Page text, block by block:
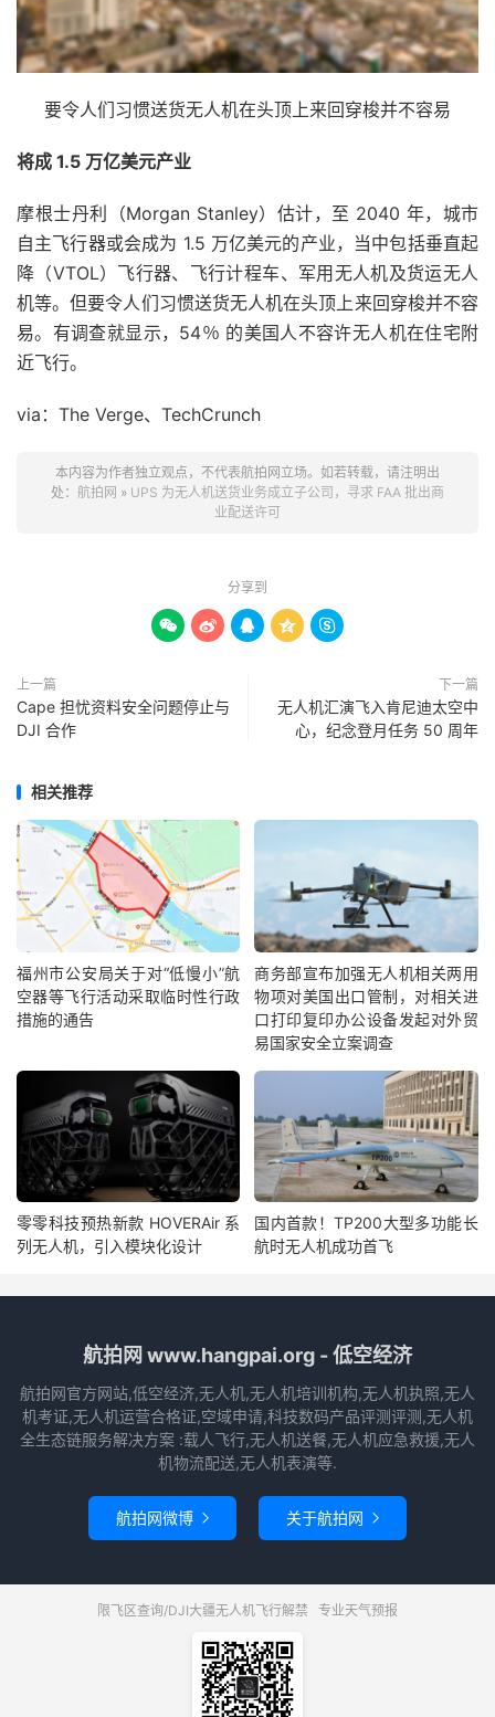
要令人们习惯送货无人机在头顶上来回穿梭并不容易
将成 1.5 万亿美元产业
摩根士丹利（Morgan Stanley）估计，至 2040 年，城市
自主飞行器或会成为 1.5 万亿美元的产业，当中包括垂直起
降（VTOL）飞行器、飞行计程车、军用无人机及货运无人
机等。但要令人们习惯送货无人机在头顶上来回穿梭并不容
易。有调查就显示，54％ 的美国人不容许无人机在住宅附
近飞行。
via：The Verge、TechCrunch
本内容为作者独立观点，不代表航拍网立场。如若转载，请注明出
处： 航拍网 » UPS 为无人机送货业务成立子公司，寻求 FAA 批出商
业配送许可
分享到
    
上一篇
Cape 担忧资料安全问题停止与
DJI 合作
下一篇
无人机汇演飞入肯尼迪太空中
心，纪念登月任务 50 周年
相关推荐
福州市公安局关于对“低慢小”航
空器等飞行活动采取临时性行政
措施的通告
商务部宣布加强无人机相关两用
物项对美国出口管制，对相关进
口打印复印办公设备发起对外贸
易国家安全立案调查
零零科技预热新款 HOVERAir 系
列无人机，引入模块化设计
国内首款！TP200大型多功能长
航时无人机成功首飞
航拍网 www.hangpai.org - 低空经济
航拍网官方网站,低空经济,无人机,无人机培训机构,无人机执照,无人
机考证,无人机运营合格证,空域申请,科技数码产品评测评测,无人机
全生态链服务解决方案 :载人飞行,无人机送餐,无人机应急救援,无人
机物流配送,无人机表演等.
航拍网微博  关于航拍网 
限飞区查询/DJI大疆无人机飞行解禁 专业天气预报